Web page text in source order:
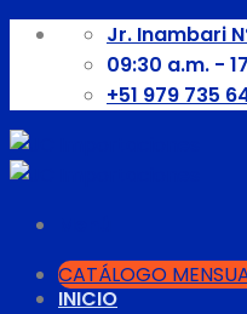
Skip
content
Jr. Inambari
09:30 a.m. -
+51 979 735
CATÁLOGO
INICIO